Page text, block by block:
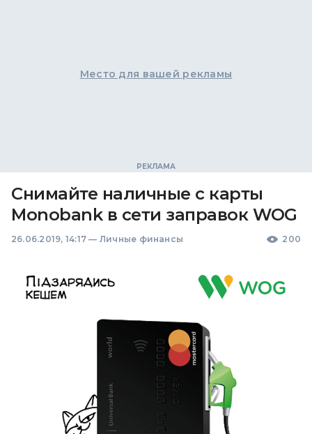
Место для вашей рекламы
Снимайте наличные с карты
Monobank в сети заправок WOG
26.06.2019, 14:17 — Личные финансы 200